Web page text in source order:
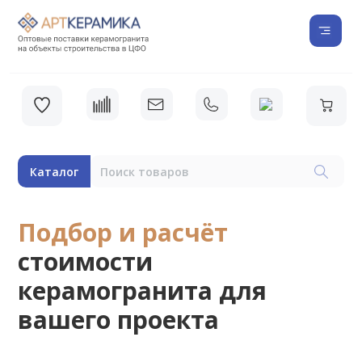
Каталог
Подбор и расчёт
стоимости
керамогранита для
вашего проекта